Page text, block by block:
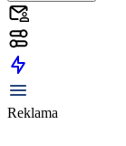
Reklama